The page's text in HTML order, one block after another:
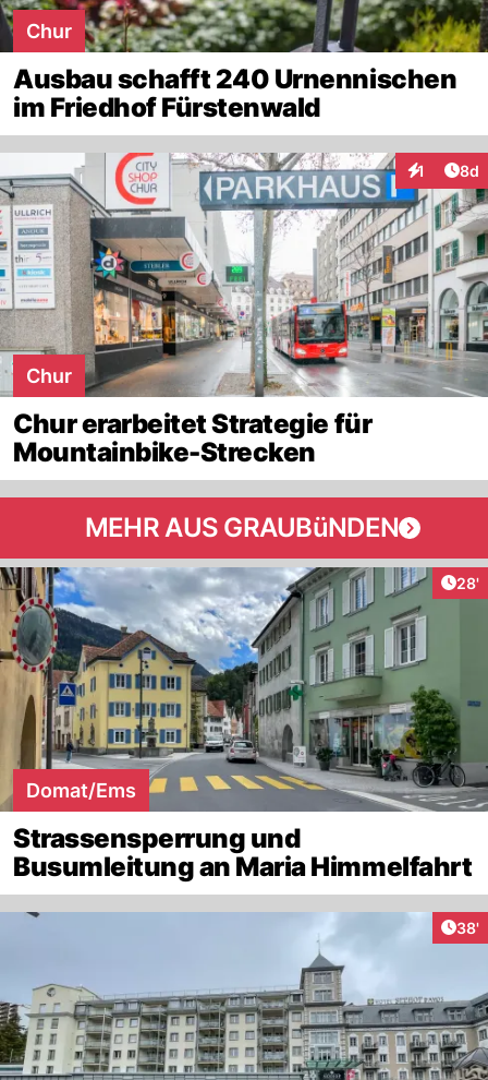
Chur
Ausbau schafft 240 Urnennischen
im Friedhof Fürstenwald
1 8d
Chur
Chur erarbeitet Strategie für
Mountainbike-Strecken
MEHR AUS GRAUBüNDEN
28'
Domat/Ems
Strassensperrung und
Busumleitung an Maria Himmelfahrt
38'